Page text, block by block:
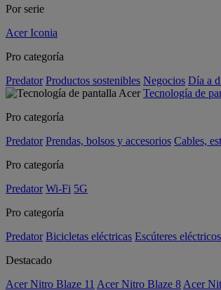
Por serie
Acer Iconia
Pro categoría
Predator Productos sostenibles Negocios Día a
Tecnología de
Pro categoría
Predator Prendas, bolsos y accesorios Cables,
Pro categoría
Predator Wi-Fi 5G
Pro categoría
Predator Bicicletas eléctricas Escúteres eléctricos
Destacado
Acer Nitro Blaze 11 Acer Nitro Blaze 8 Acer